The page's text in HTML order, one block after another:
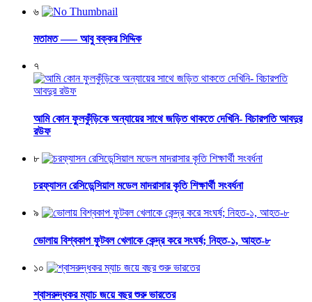
৬
মতামত —– আবু বক্কর সিদ্দিক
৭
আমি কোন ফুলকুঁড়িকে অন্যায়ের সাথে জড়িত থাকতে দেখিনি- বিচারপতি আবদুর
রউফ
৮
চরফ্যাসন রেসিডেন্সিয়াল মডেল মাদরাসার কৃতি শিক্ষার্থী সংবর্ধনা
৯
ভোলায় বিশ্বকাপ ফুটবল খেলাকে কেন্দ্র করে সংঘর্ষ; নিহত-১, আহত-৮
১০
শ্বাসরুদ্ধকর ম্যাচ জয়ে বছর শুরু ভারতের